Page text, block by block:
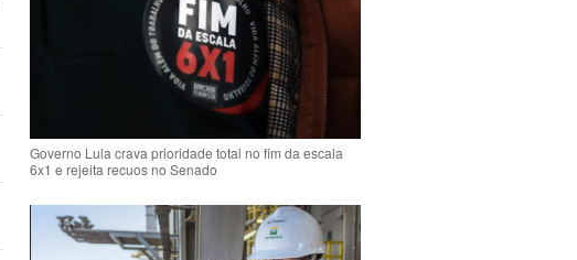
Governo Lula crava prioridade total no fim da escala
6x1 e rejeita recuos no Senado